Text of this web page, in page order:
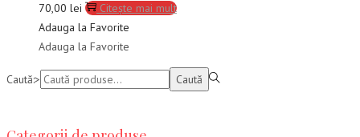
70,00 lei
Citește mai mult
Adauga la Favorite
Adauga la Favorite
Caută:> Caută